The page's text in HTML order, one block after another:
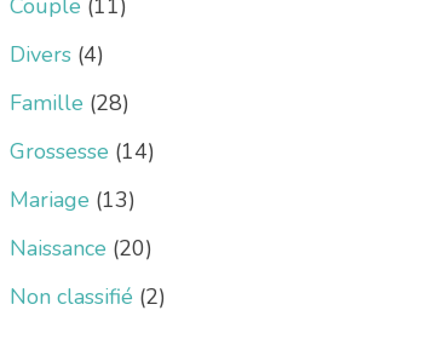
Couple (11)
Divers(4)
Famille (28)
Grossesse (14)
Mariage (13)
Naissance (20)
Non classifié (2)